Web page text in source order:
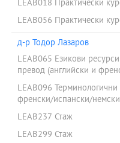
LEAB018 Практически
LEAB056 Практически
д-р Тодор Лазаров
LEAB065 Езикови
превод (английски и
LEAB096
френски/испански/
LEAB237 Стаж
LEAB299 Стаж